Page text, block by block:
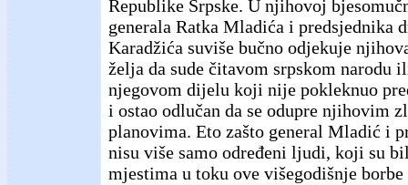
Republike Srpske. U njihovoj
generala Ratka Mladića i predsjednika
Karadžića suviše bučno odjekuje
želja da sude čitavom srpskom narodu
njegovom dijelu koji nije pokleknuo
i ostao odlučan da se odupre njihovim
planovima. Eto zašto general Mladić i
nisu više samo određeni ljudi, koji su
mjestima u toku ove višegodišnje